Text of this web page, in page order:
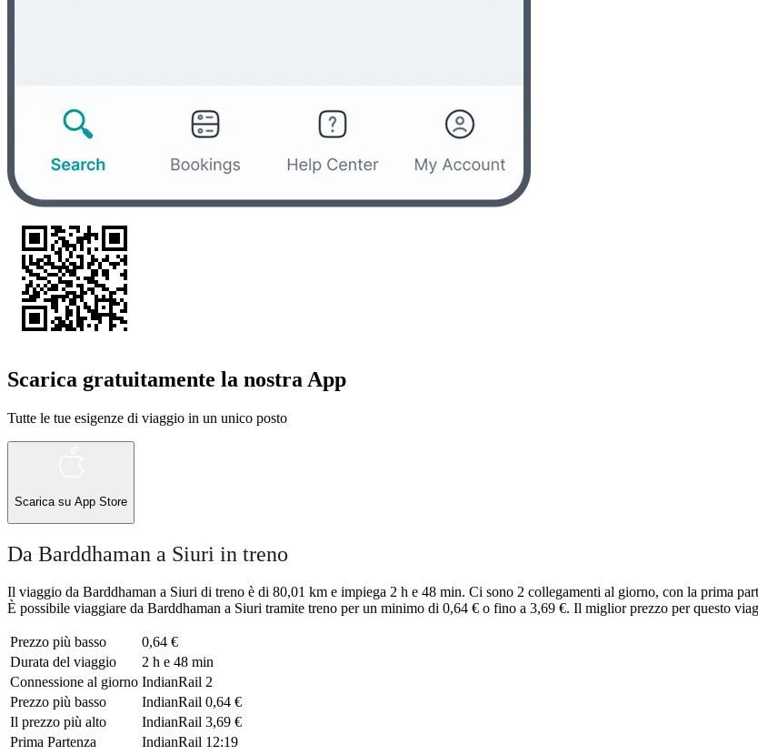
Scarica gratuitamente la nostra App
Tutte le tue esigenze di viaggio in un unico posto
Scarica su App Store
Da Barddhaman a Siuri in treno
Il viaggio da Barddhaman a Siuri di treno è di 80,01 km e impiega 2 h e 48 min. Ci sono 2 collegamenti al giorno, con la prima
È possibile viaggiare da Barddhaman a Siuri tramite treno per un minimo di 0,64 € o fino a 3,69 €. Il miglior prezzo per questo
Prezzo più basso
0,64 €
Durata del viaggio
2 h e 48 min
Connessione al giorno IndianRail 2
Prezzo più basso
IndianRail 0,64 €
Il prezzo più alto
IndianRail 3,69 €
Prima Partenza
IndianRail 12:19